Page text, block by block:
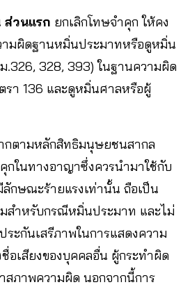
ส่วนแรก ยกเลิกโทษจำคุก ให้คง
ามผิดฐานหมิ่นประมาทหรือดูหมิ่น
328, 393) ในฐานความผิด
รา 136 และดูหมิ่นศาลหรือผู้
กตามหลักสิทธิมนุษยชนสากล
กในทางอาญาซึ่งควรนำมาใช้กับ
กษณะร้ายแรงเท่านั้น ถือเป็น
สำหรับกรณีหมิ่นประมาท และไม่
ระกันเสรีภาพในการแสดงความ
อเสียงของบุคคลอื่น ผู้กระทำผิด
สภาพความผิด นอกจากนี้การ